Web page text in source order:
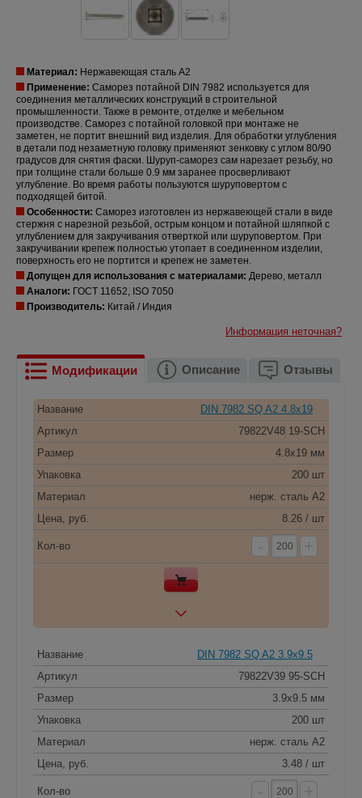
Материал: Нержавеющая сталь A2
Применение: Саморез потайной DIN 7982 используется для
соединения металлических конструкций в строительной
промышленности. Также в ремонте, отделке и мебельном
производстве. Саморез с потайной головкой при монтаже не
заметен, не портит внешний вид изделия. Для обработки углубления
в детали под незаметную головку применяют зенковку с углом 80/90
градусов для снятия фаски. Шуруп-саморез сам нарезает резьбу, но
при толщине стали больше 0.9 мм заранее просверливают
углубление. Во время работы пользуются шуруповертом с
подходящей битой.
Особенности: Саморез изготовлен из нержавеющей стали в виде
стержня с нарезной резьбой, острым концом и потайной шляпкой с
углублением для закручивания отверткой или шуруповертом. При
закручивании крепеж полностью утопает в соединенном изделии,
поверхность его не портится и крепеж не заметен.
Допущен для использования с материалами: Дерево, металл
Аналоги: ГОСТ 11652, ISO 7050
Производитель: Китай / Индия
Информация неточная?
Модификации Описание Отзывы
Название
DIN 7982 SQ A2 4.8x19
Артикул
79822V48 19-SCH
Размер
4.8x19 мм
Упаковка
200 шт
Материал
нерж. сталь A2
Цена, руб.
8.26 / шт
Кол-во
Название
DIN 7982 SQ A2 3.9x9.5
Артикул
79822V39 95-SCH
Размер
3.9x9.5 мм
Упаковка
200 шт
Материал
нерж. сталь A2
Цена, руб.
3.48 / шт
Кол-во